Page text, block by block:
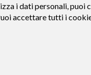
azzerati. Importo
eventuali altre offerte
i dati personali, puoi
accettare tutti i